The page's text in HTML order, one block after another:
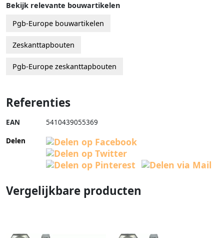
Bekijk relevante bouwartikelen
Pgb-Europe bouwartikelen
Zeskanttapbouten
Pgb-Europe zeskanttapbouten
Referenties
EAN 5410439055369
Delen
Vergelijkbare producten